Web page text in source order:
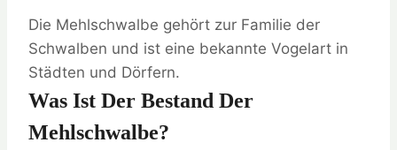
Die Mehlschwalbe gehört zur Familie der
Schwalben und ist eine bekannte Vogelart in
Städten und Dörfern.
Was Ist Der Bestand Der
Mehlschwalbe?